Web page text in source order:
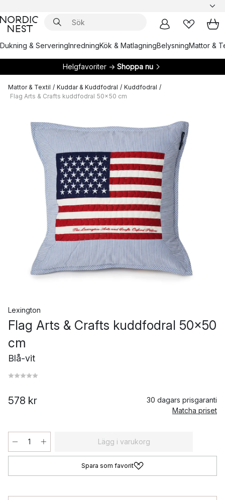
Dukning & ServeringInredningKök & MatlagningBelysningMattor &
Helgfavoriter → Shoppa nu
Mattor & Textil / Kuddar & Kuddfodral / Kuddfodral /
Flag Arts & Crafts kuddfodral 50x50 cm
Lexington
Flag Arts & Crafts kuddfodral 50x50
cm
Blå-vit
578 kr
30 dagars prisgaranti
Matcha priset
Lägg i varukorg
Spara som favorit